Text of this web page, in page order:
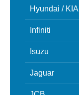
Hyundai / KIA
Infiniti
Isuzu
Jaguar